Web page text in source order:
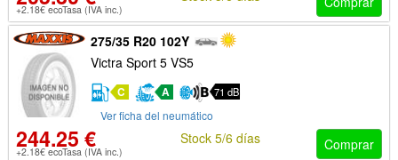
+2.18€ ecoTasa (IVA inc.)
275/35 R20 102Y
Victra Sport 5 VS5
C A 71 dB
Ver ficha del neumático
244.25 €
+2.18€ ecoTasa (IVA inc.) Comprar
Stock 5/6 días